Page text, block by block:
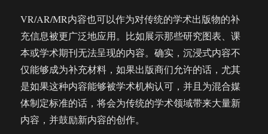
VR/AR/MR内容也可以作为对传统的学术出版物的补
充信息被更广泛地应用。比如展示那些研究图表、课
本或学术期刊无法呈现的内容。确实，沉浸式内容不
仅能够成为补充材料，如果出版商们允许的话，尤其
是如果这种内容能够被学术机构认可，并且为混合媒
体制定标准的话，将会为传统的学术领域带来大量新
内容，并鼓励新内容的创作。